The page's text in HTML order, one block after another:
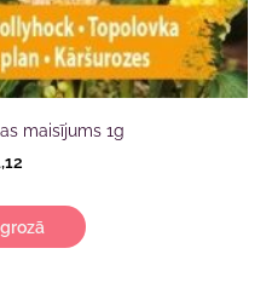
maisījums 1g